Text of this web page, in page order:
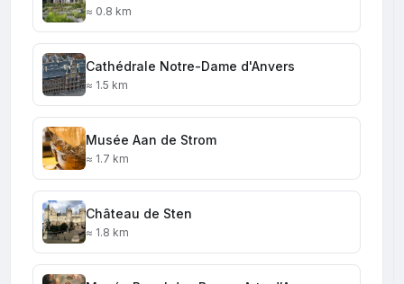
≈ 0.8 km
Cathédrale Notre-Dame d'Anvers
≈ 1.5 km
Musée Aan de Strom
≈ 1.7 km
Château de Sten
≈ 1.8 km